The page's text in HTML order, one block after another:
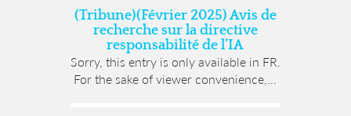
(Tribune)(Février 2025) Avis de
recherche sur la directive
responsabilité de l’IA
Sorry, this entry is only available in FR.
For the sake of viewer convenience,...